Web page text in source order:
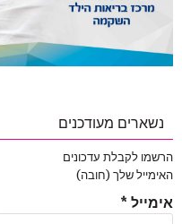
נשארים מעודכנים
הרשמו לקבלת עדכונים
האימייל שלך (חובה)
אימייל *